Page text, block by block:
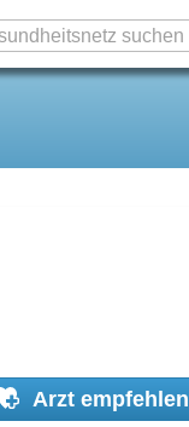
Arzt empfehlen